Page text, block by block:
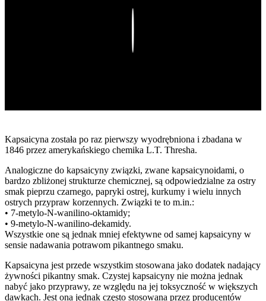
Kapsaicyna została po raz pierwszy wyodrębniona i zbadana w
1846 przez amerykańskiego chemika L.T. Thresha.
Analogiczne do kapsaicyny związki, zwane kapsaicynoidami, o
bardzo zbliżonej strukturze chemicznej, są odpowiedzialne za ostry
smak pieprzu czarnego, papryki ostrej, kurkumy i wielu innych
ostrych przypraw korzennych. Związki te to m.in.:
• 7-metylo-N-wanilino-oktamidy;
• 9-metylo-N-wanilino-dekamidy.
Wszystkie one są jednak mniej efektywne od samej kapsaicyny w
sensie nadawania potrawom pikantnego smaku.
Kapsaicyna jest przede wszystkim stosowana jako dodatek nadający
żywności pikantny smak. Czystej kapsaicyny nie można jednak
nabyć jako przyprawy, ze względu na jej toksyczność w większych
dawkach. Jest ona jednak często stosowana przez producentów